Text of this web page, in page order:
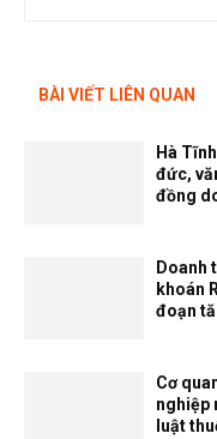
BÀI VIẾT LIÊN QUAN
Hà
đức,
đồng
Doanh
khoán
đoạn
Cơ
nghiệp
luật